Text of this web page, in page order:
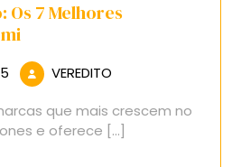
Os 7 Melhores
novembro
2025
VEREDITO
que mais crescem no
e oferece [...]